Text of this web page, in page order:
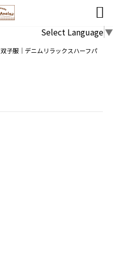

Select Language▼
双子服｜デニムリラックスハーフパ